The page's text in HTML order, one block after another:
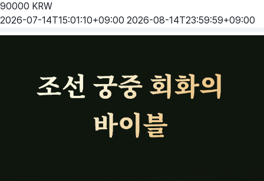
90000 KRW
2026-07-14T15:01:10+09:00 2026-08-14T23:59:59+09:00